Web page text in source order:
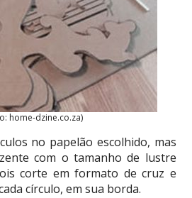
home-dzine.co.za)
no papelão escolhido, mas
com o tamanho de lustre
corte em formato de cruz e
círculo, em sua borda.